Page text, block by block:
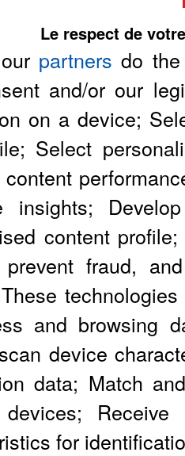
partners do
and/or our
on a device;
Select
insights;
content
prevent fraud,
and browsing
device
data; Match
devices;
for
Le respect de